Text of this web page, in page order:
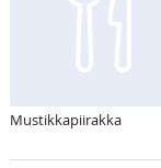
Mustikkapiirakka